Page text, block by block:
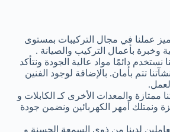
عملنا في مجال التركيبات بمستوى
وخبرة بأعمال التركيب والصيانة .
نستخدم دائمًا مواد عالية الجودة ونتأكد
تتم بأمان. بالإضافة لوجود الفنين
ممتازة والمعدات الأخرى كـ الكابلات و
ونمتلك أمهر الكهربائين ونضمن جودة
لدينا من ذوي السمعة الحسنة و